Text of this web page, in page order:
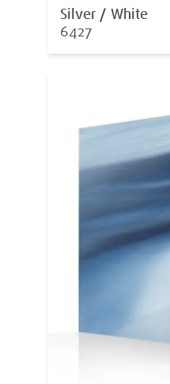
Silver / White
6427